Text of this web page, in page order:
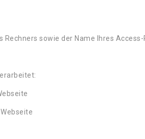
sowie der Name Ihres Access-